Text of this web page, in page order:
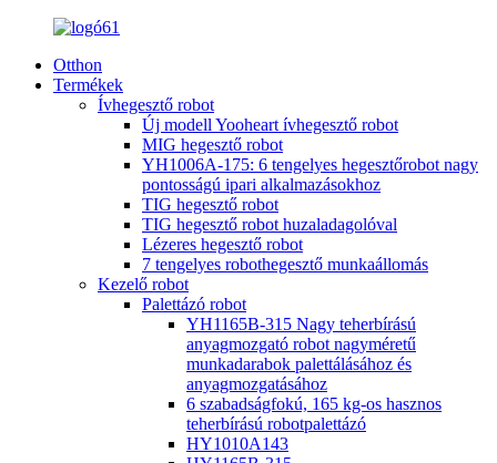
Otthon
Termékek
Ívhegesztő robot
Új modell Yooheart ívhegesztő robot
MIG hegesztő robot
YH1006A-175: 6 tengelyes hegesztőrobot nagy
pontosságú ipari alkalmazásokhoz
TIG hegesztő robot
TIG hegesztő robot huzaladagolóval
Lézeres hegesztő robot
7 tengelyes robothegesztő munkaállomás
Kezelő robot
Palettázó robot
YH1165B-315 Nagy teherbírású
anyagmozgató robot nagyméretű
munkadarabok palettálásához és
anyagmozgatásához
6 szabadságfokú, 165 kg-os hasznos
teherbírású robotpalettázó
HY1010A143